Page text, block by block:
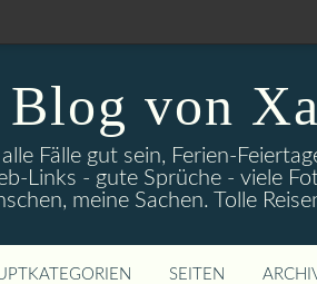
Blog von
Fälle gut sein, Ferien-
Links - gute Sprüche - viele
meine Sachen. Tolle
SEITEN